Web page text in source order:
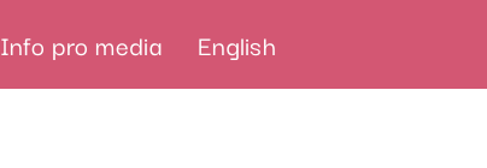
Info pro media English